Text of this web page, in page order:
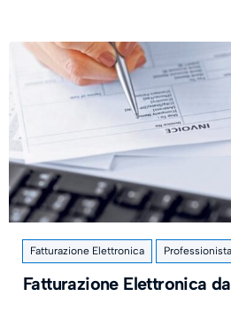
Fatturazione Elettronica
Fatturazione Elettronica